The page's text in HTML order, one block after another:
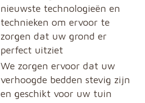
nieuwste technologieën en
technieken om ervoor te
zorgen dat uw grond er
perfect uitziet
We zorgen ervoor dat uw
verhoogde bedden stevig zijn
en geschikt voor uw tuin